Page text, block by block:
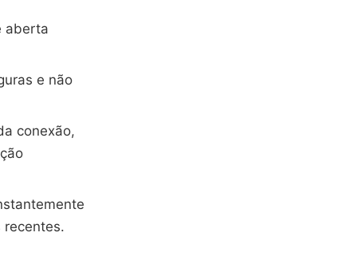
aberta
e não
conexão,
recentes.